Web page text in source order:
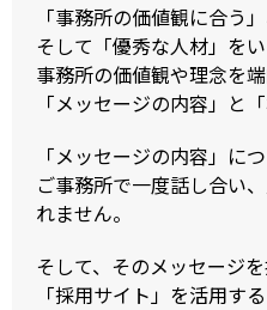
「事務所の価値観に合う」
そして「優秀な人材」を
事務所の価値観や理念を
「メッセージの内容」と
「メッセージの内容」に
ご事務所で一度話し合い
れません。
そして、そのメッセージ
「採用サイト」を活用す